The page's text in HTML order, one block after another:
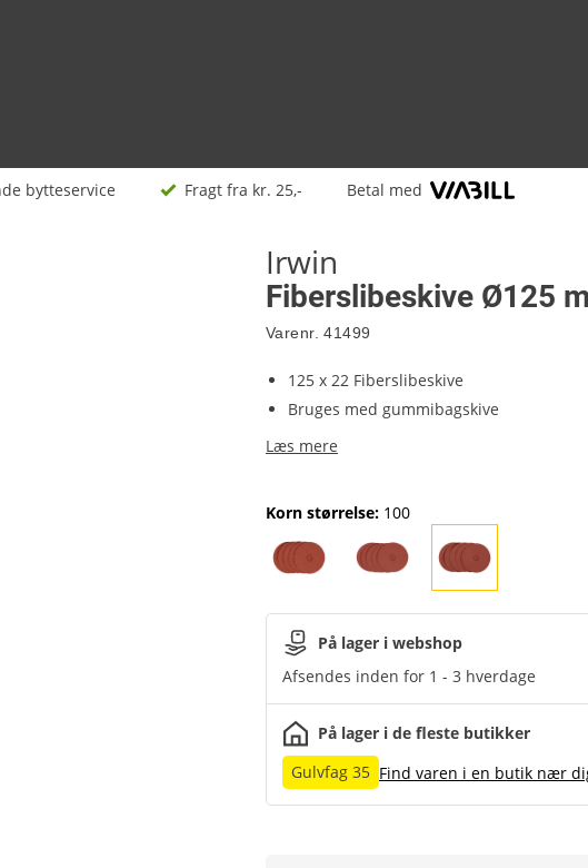
bytteservice Fragt fra kr. 25,- Betal med
Irwin
Fiberslibeskive Ø125
Varenr. 41499
125 x 22 Fiberslibeskive
Bruges med gummibagskive
Læs mere
Korn størrelse: 100
På lager i webshop
Afsendes inden for 1 - 3 hverdage
På lager i de fleste butikker
Gulvfag 35 Find varen i en butik nær